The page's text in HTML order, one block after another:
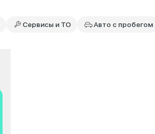
Сервисы и ТО Авто с пробегом